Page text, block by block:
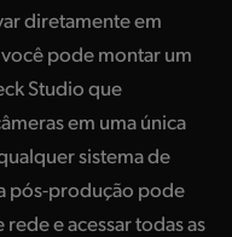
diretamente em
pode montar um
Studio que
em uma única
sistema de
pós-produção pode
e acessar todas as